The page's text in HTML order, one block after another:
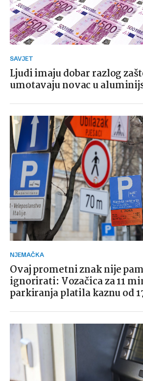
SAVJET
Ljudi imaju dobar razlog
umotavaju novac u
NJEMAČKA
Ovaj prometni znak nije
ignorirati: Vozačica za 11
parkiranja platila kaznu od